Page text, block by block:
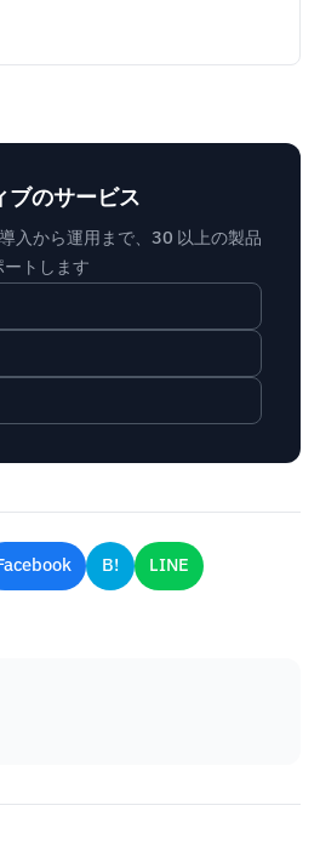
ブのサービス
入から運用まで、30 以上の製品
トします
B! LINE